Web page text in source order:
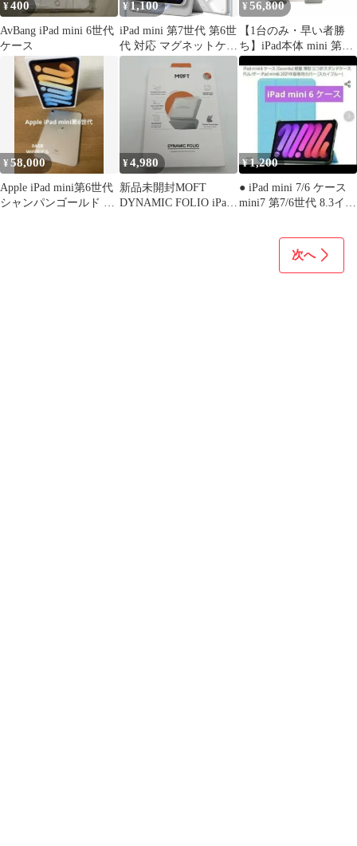
¥400
AvBang iPad mini 6世代
ケース
¥ 1,100
iPad mini 第7世代 第6世
代 対応 マグネットケー
ス
¥ 56,800
【1台のみ・早い者勝
ち】iPad本体 mini 第6
世代 64GB Wi-Fiモデル
ピンク 動作確認済み
¥58,000
Apple iPad mini第6世代
シャンパンゴールド 本
¥4,980
新品未開封MOFT
DYNAMIC FOLIO iPad
¥1,200
● iPad mini 7/6 ケース
mini7 第7/6世代 8.3イン
次へ